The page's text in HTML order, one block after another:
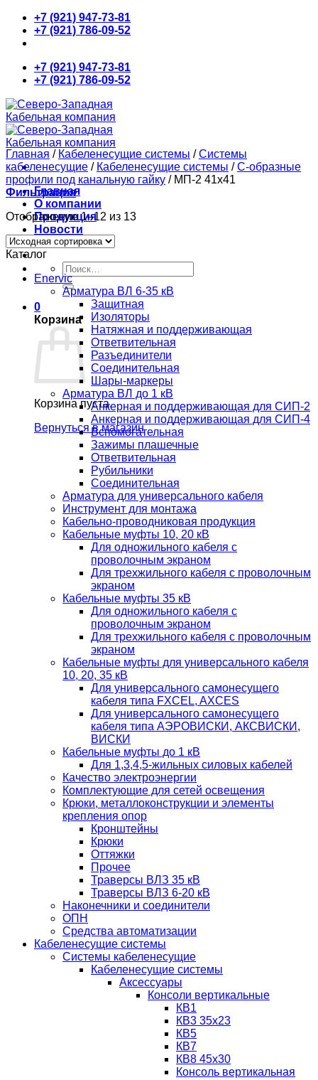
Skip
content
+7 (921) 947-73-81
+7 (921) 786-09-52
+7 (921) 947-73-81
+7 (921) 786-09-52
Главная
О компании
Продукция
Новости
Контакты
Искать:
0
Корзина
Корзина пуста.
Вернуться в магазин
Главная / Кабеленесущие системы / Системы
кабеленесущие / Кабеленесущие системы / С-образные
профили под канальную гайку /МП-2 41х41
Фильтрация
Отображение 1–12 из 13
Каталог
Enervic
Арматура ВЛ 6-35 кВ
Защитная
Изоляторы
Натяжная и поддерживающая
Ответвительная
Разъединители
Соединительная
Шары-маркеры
Арматура ВЛ до 1 кВ
Анкерная и поддерживающая для СИП-2
Анкерная и поддерживающая для СИП-4
Вспомогательная
Зажимы плашечные
Ответвительная
Рубильники
Соединительная
Арматура для универсального кабеля
Инструмент для монтажа
Кабельно-проводниковая продукция
Кабельные муфты 10, 20 кВ
Для одножильного кабеля с
проволочным экраном
Для трехжильного кабеля с проволочным
экраном
Кабельные муфты 35 кВ
Для одножильного кабеля с
проволочным экраном
Для трехжильного кабеля с проволочным
экраном
Кабельные муфты для универсального кабеля
10, 20, 35 кВ
Для универсального самонесущего
кабеля типа FXCEL, AXCES
Для универсального самонесущего
кабеля типа АЭРОВИСКИ, АКСВИСКИ,
ВИСКИ
Кабельные муфты до 1 кВ
Для 1,3,4,5-жильных силовых кабелей
Качество электроэнергии
Комплектующие для сетей освещения
Крюки, металлоконструкции и элементы
крепления опор
Кронштейны
Крюки
Оттяжки
Прочее
Траверсы ВЛЗ 35 кВ
Траверсы ВЛЗ 6-20 кВ
Наконечники и соединители
ОПН
Средства автоматизации
Кабеленесущие системы
Системы кабеленесущие
Кабеленесущие системы
Аксессуары
Консоли вертикальные
КВ1
КВ3 35х23
КВ5
КВ7
КВ8 45х30
Консоль вертикальная